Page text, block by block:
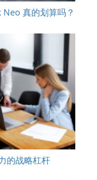
真的划算吗？
的战略杠杆